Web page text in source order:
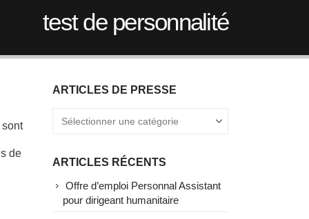
test de personnalité
de
ARTICLES DE PRESSE
de
ARTICLES RÉCENTS
Offre d’emploi Personnal Assistant
pour dirigeant humanitaire